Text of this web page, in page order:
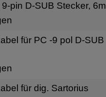
pin D-SUB Stecker, 6m
für PC -9 pol D-SUB
für dig. Sartorius